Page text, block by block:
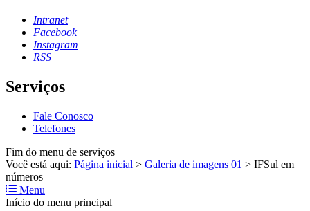
Intranet
Facebook
Instagram
RSS
Serviços
Fale Conosco
Telefones
Fim do menu de serviços
Você está aqui: Página inicial > Galeria de imagens 01 > IFSul em
números
Menu
Início do menu principal